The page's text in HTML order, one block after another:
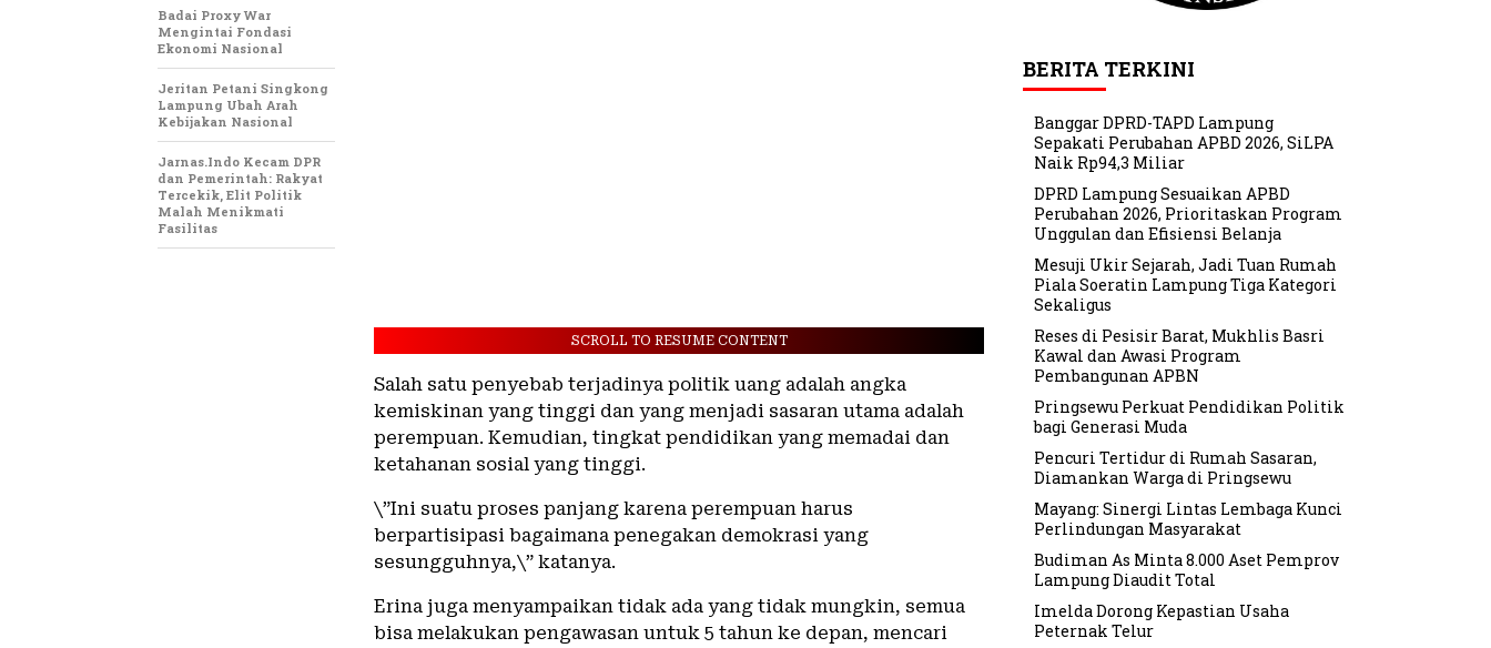
SCROLL TO RESUME CONTENT
Salah satu penyebab terjadinya politik uang adalah angka
kemiskinan yang tinggi dan yang menjadi sasaran utama adalah
perempuan. Kemudian, tingkat pendidikan yang memadai dan
ketahanan sosial yang tinggi.
\”Ini suatu proses panjang karena perempuan harus
berpartisipasi bagaimana penegakan demokrasi yang
sesungguhnya,\” katanya.
Erina juga menyampaikan tidak ada yang tidak mungkin, semua
bisa melakukan pengawasan untuk 5 tahun ke depan, mencari
Badai Proxy War
Mengintai Fondasi
Ekonomi Nasional
Jeritan Petani Singkong
Lampung Ubah Arah
Kebijakan Nasional
Jarnas.Indo Kecam DPR
dan Pemerintah: Rakyat
Tercekik, Elit Politik
Malah Menikmati
Fasilitas
BERITA TERKINI
Banggar DPRD-TAPD Lampung
Sepakati Perubahan APBD 2026, SiLPA
Naik Rp94,3 Miliar
DPRD Lampung Sesuaikan APBD
Perubahan 2026, Prioritaskan Program
Unggulan dan Efisiensi Belanja
Mesuji Ukir Sejarah, Jadi Tuan Rumah
Piala Soeratin Lampung Tiga Kategori
Sekaligus
Reses di Pesisir Barat, Mukhlis Basri
Kawal dan Awasi Program
Pembangunan APBN
Pringsewu Perkuat Pendidikan Politik
bagi Generasi Muda
Pencuri Tertidur di Rumah Sasaran,
Diamankan Warga di Pringsewu
Mayang: Sinergi Lintas Lembaga Kunci
Perlindungan Masyarakat
Budiman As Minta 8.000 Aset Pemprov
Lampung Diaudit Total
Imelda Dorong Kepastian Usaha
Peternak Telur